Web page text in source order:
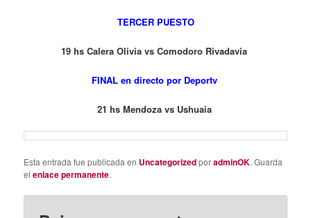
TERCER PUESTO
19 hs Calera Olivia vs Comodoro Rivadavia
FINAL en directo por Deportv
21 hs Mendoza vs Ushuaia
Esta entrada fue publicada en UncategorizedporadminOK. Guarda
elenlace permanente.